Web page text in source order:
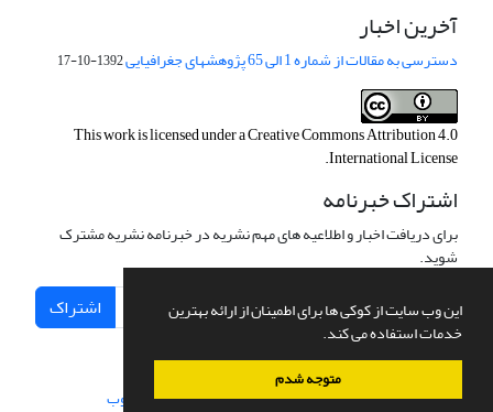
این وب سایت از کوکی ها برای اطمینان از ارائه بهترین
خدمات استفاده می کند.
متوجه شدم
آخرین اخبار
دسترسی به مقالات از شماره 1 الی 65 پژوهشهای جغرافیایی 1392-10-17
This work is licensed under aCreative Commons Attribution 4.0
International License
.
اشتراک خبرنامه
برای دریافت اخبار و اطلاعیه های مهم نشریه در خبرنامه نشریه مشترک
شوید.
اشتراک
سامانه مدیریت نشریات علمی.طراحی و پیاده سازی از سیناوب